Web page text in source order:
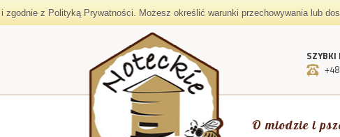
z Polityką Prywatności. Możesz określić warunki przechowywania lub
+48
O miodzie i